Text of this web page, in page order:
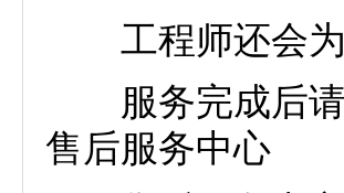
工程师还会为
服务完成后请
售后服务中心